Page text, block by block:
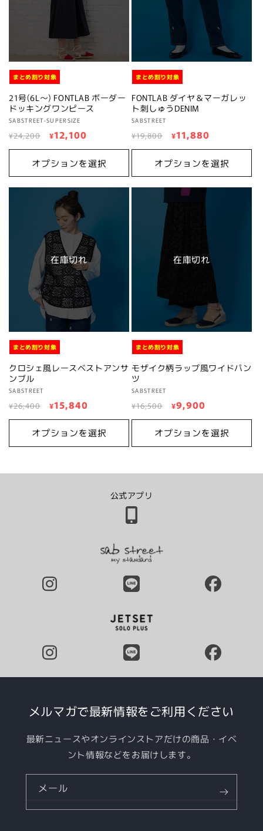
まとめ割り対象
21号(6L～) FONTLAB ボーダー
ドッキングワンピース
販
売
元:
SABSTREET-SUPERSIZE
通
常
格
¥24,200
セ
ー
ル
価
格
¥12,100
オプションを選択
まとめ割り対象
FONTLAB ダイヤ＆マーガレッ
ト刺しゅうDENIM
販
売
元:
SABSTREET
通
常
格
¥19,800
セ
ー
ル
価
格
¥11,880
オプションを選択
在庫切れ
まとめ割り対象
クロシェ風レースベストアンサ
ンブル
販
売
元:
SABSTREET
通
常
格
¥26,400
セ
ー
ル
価
¥15,840
オプションを選択
在庫切れ
まとめ割り対象
モザイク柄ラップ風ワイドパン
ツ
販
売
元:
SABSTREET
通
常
格
¥16,500
セ
ー
ル
価
¥9,900
オプションを選択
公式アプリ
メルマガで最新情報をご利用ください
最新ニュースやオンラインストアだけの商品・イベ
ント情報などをお届けします。
メール